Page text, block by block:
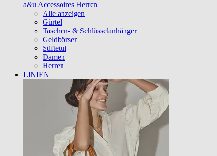
a&u Accessoires Herren
Alle anzeigen
Gürtel
Taschen- & Schlüsselanhänger
Geldbörsen
Stiftetui
Damen
Herren
LINIEN